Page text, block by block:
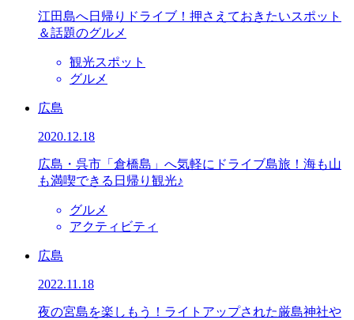
江田島へ日帰りドライブ！押さえておきたいスポット
＆話題のグルメ
観光スポット
グルメ
広島
2020.12.18
広島・呉市「倉橋島」へ気軽にドライブ島旅！海も山
も満喫できる日帰り観光♪
グルメ
アクティビティ
広島
2022.11.18
夜の宮島を楽しもう！ライトアップされた厳島神社や